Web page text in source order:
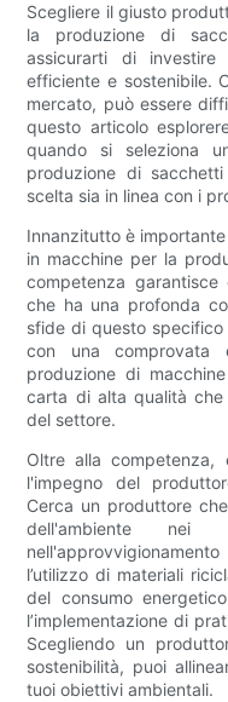
Scegliere il giusto
la produzione di
assicurarti di
efficiente e sostenibile.
mercato, può essere
questo articolo
quando si seleziona
produzione di
scelta sia in linea con i
Innanzitutto è
in macchine per la
competenza
che ha una profonda
sfide di questo
con una comprovata
produzione di
carta di alta qualità
del settore.
Oltre alla competenza,
l'impegno del
Cerca un produttore
dell'ambiente
l’utilizzo di materiali
del consumo
l’implementazione di
Scegliendo un
sostenibilità, puoi
tuoi obiettivi ambientali.